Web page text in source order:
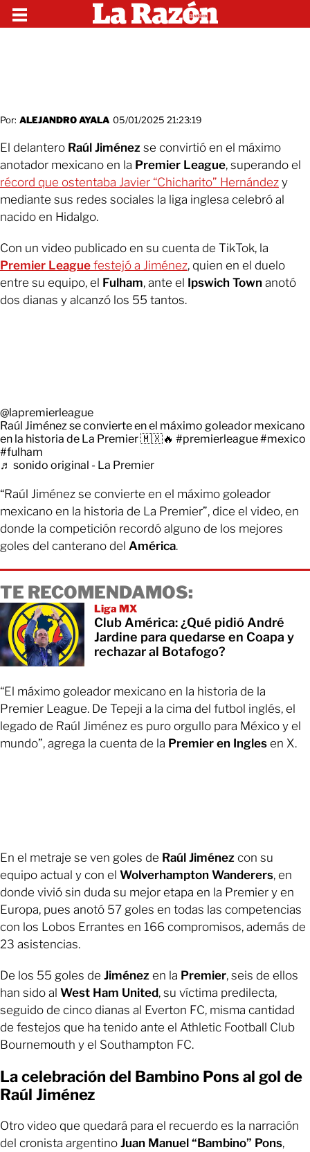
Por: ALEJANDRO AYALA 05/01/2025 21:23:19
El delantero Raúl Jiménez se convirtió en el máximo
anotador mexicano en la Premier League, superando el
récord que ostentaba Javier “Chicharito” Hernández y
mediante sus redes sociales la liga inglesa celebró al
nacido en Hidalgo.
Con un video publicado en su cuenta de TikTok, la
Premier League festejó a Jiménez, quien en el duelo
entre su equipo, el Fulham, ante el Ipswich Town anotó
dos dianas y alcanzó los 55 tantos.
@lapremierleague
Raúl Jiménez se convierte en el máximo goleador mexicano
en la historia de La Premier 🇲🇽🔥 #premierleague#mexico
#fulham
♬ sonido original - La Premier
“Raúl Jiménez se convierte en el máximo goleador
mexicano en la historia de La Premier”, dice el video, en
donde la competición recordó alguno de los mejores
goles del canterano del América.
TE RECOMENDAMOS:
Liga MX
Club América: ¿Qué pidió André
Jardine para quedarse en Coapa y
rechazar al Botafogo?
“El máximo goleador mexicano en la historia de la
Premier League. De Tepeji a la cima del futbol inglés, el
legado de Raúl Jiménez es puro orgullo para México y el
mundo”, agrega la cuenta de la Premier en Ingles en X.
En el metraje se ven goles de Raúl Jiménez con su
equipo actual y con el Wolverhampton Wanderers, en
donde vivió sin duda su mejor etapa en la Premier y en
Europa, pues anotó 57 goles en todas las competencias
con los Lobos Errantes en 166 compromisos, además de
23 asistencias.
De los 55 goles de Jiménez en la Premier, seis de ellos
han sido al West Ham United, su víctima predilecta,
seguido de cinco dianas al Everton FC, misma cantidad
de festejos que ha tenido ante el Athletic Football Club
Bournemouth y el Southampton FC.
La celebración del Bambino Pons al gol de
Raúl Jiménez
Otro video que quedará para el recuerdo es la narración
del cronista argentino Juan Manuel “Bambino” Pons,